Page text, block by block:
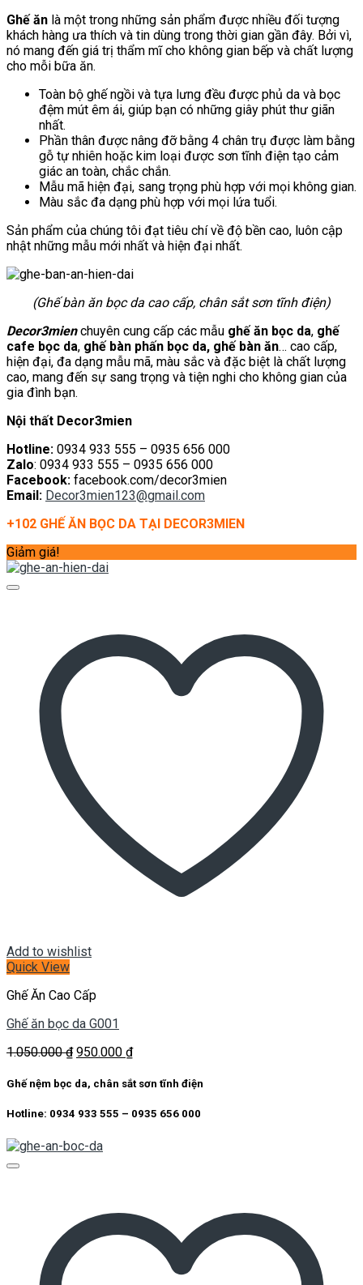
Ghế ăn là một trong những sản phẩm được nhiều đối tượng
khách hàng ưa thích và tin dùng trong thời gian gần đây. Bởi vì,
nó mang đến giá trị thẩm mĩ cho không gian bếp và chất lượng
cho mỗi bữa ăn.
Toàn bộ ghế ngồi và tựa lưng đều được phủ da và bọc
đệm mút êm ái, giúp bạn có những giây phút thư giãn
nhất.
Phần thân được nâng đỡ bằng 4 chân trụ được làm bằng
gỗ tự nhiên hoặc kim loại được sơn tĩnh điện tạo cảm
giác an toàn, chắc chắn.
Mẫu mã hiện đại, sang trọng phù hợp với mọi không gian.
Màu sắc đa dạng phù hợp với mọi lứa tuổi.
Sản phẩm của chúng tôi đạt tiêu chí về độ bền cao, luôn cập
nhật những mẫu mới nhất và hiện đại nhất.
(Ghế bàn ăn bọc da cao cấp, chân sắt sơn tĩnh điện)
Decor3mienchuyên cung cấp các mẫu ghế ăn bọc da, ghế
cafe bọc da, ghế bàn phấn bọc da, ghế bàn ăn… cao cấp,
hiện đại, đa dạng mẫu mã, màu sắc và đặc biệt là chất lượng
cao, mang đến sự sang trọng và tiện nghi cho không gian của
gia đình bạn.
Nội thất Decor3mien
Hotline: 0934 933 555 – 0935 656 000
Zalo: 0934 933 555 – 0935 656 000
Facebook: facebook.com/decor3mien
Email: Decor3mien123@gmail.com
+102 GHẾ ĂN BỌC DA TẠI DECOR3MIEN
Giảm giá!
Add to wishlist
Quick View
Ghế Ăn Cao Cấp
Ghế ăn bọc da G001
1.050.000₫ Giá
là:
950.000 ₫Giá
tại
950.000 ₫.
Ghế nệm bọc da, chân sắt sơn tĩnh điện
Hotline: 0934 933 555 – 0935 656 000